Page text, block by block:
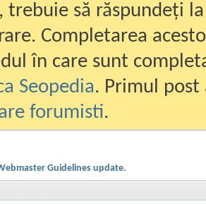
trebuie să răspundeți
Completarea
în care sunt
Seopedia. Primul
forumisti.
Guidelines update.